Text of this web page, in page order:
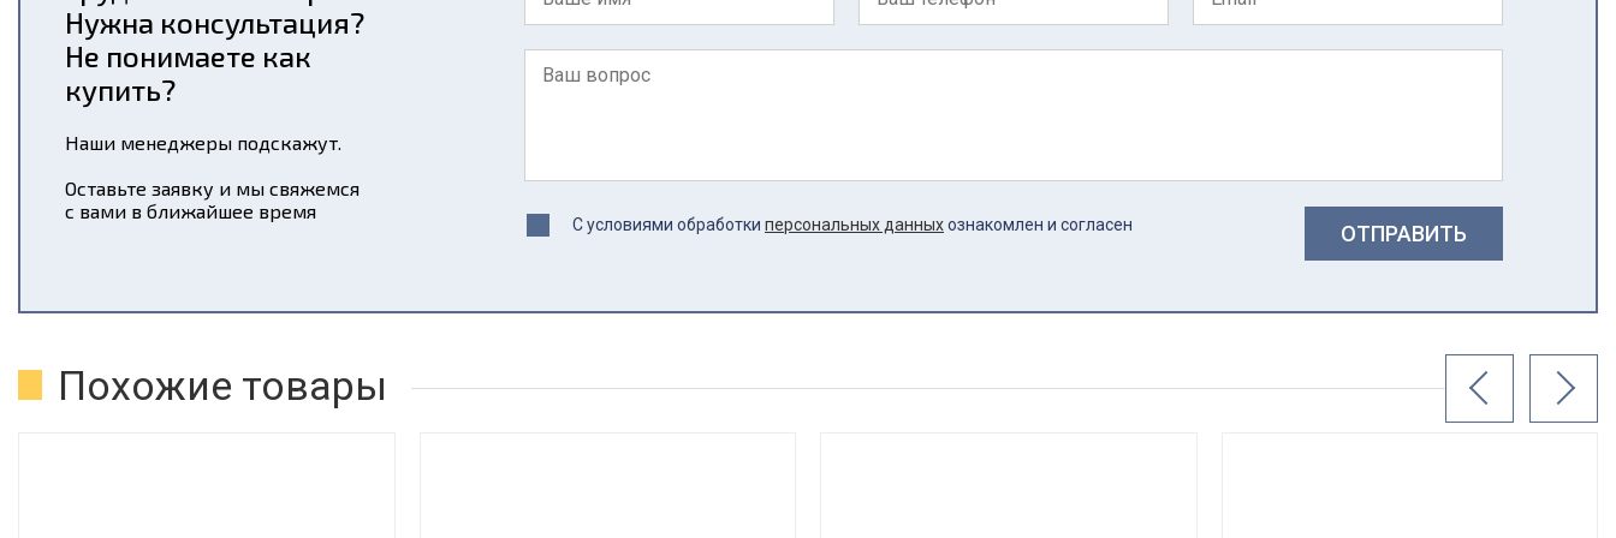
Нужна консультация?
Не понимаете как
купить?
Наши менеджеры подскажут.
Оставьте заявку и мы свяжемся
с вами в ближайшее время
С условиями обработки персональных данныхознакомлен и согласен ОТПРАВИТЬ
Похожие товары